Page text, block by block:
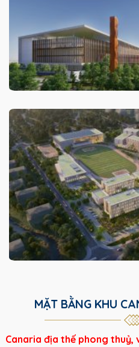
MẶT BẰNG KHU
Canaria địa thế phong thuỷ,